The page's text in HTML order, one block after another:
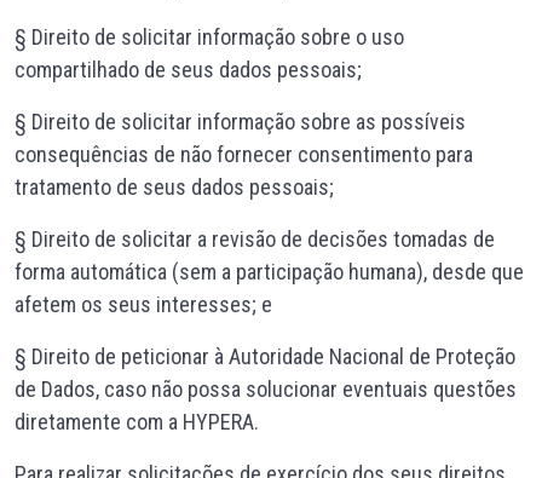
§ Direito de solicitar informação sobre o uso
compartilhado de seus dados pessoais;
§ Direito de solicitar informação sobre as possíveis
consequências de não fornecer consentimento para
tratamento de seus dados pessoais;
§ Direito de solicitar a revisão de decisões tomadas de
forma automática (sem a participação humana), desde que
afetem os seus interesses; e
§ Direito de peticionar à Autoridade Nacional de Proteção
de Dados, caso não possa solucionar eventuais questões
diretamente com a HYPERA.